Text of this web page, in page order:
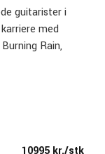
guitarister i
med
Rain,
Rising og
været et
soloalbum.
på CV'et, har
10995 kr./stk